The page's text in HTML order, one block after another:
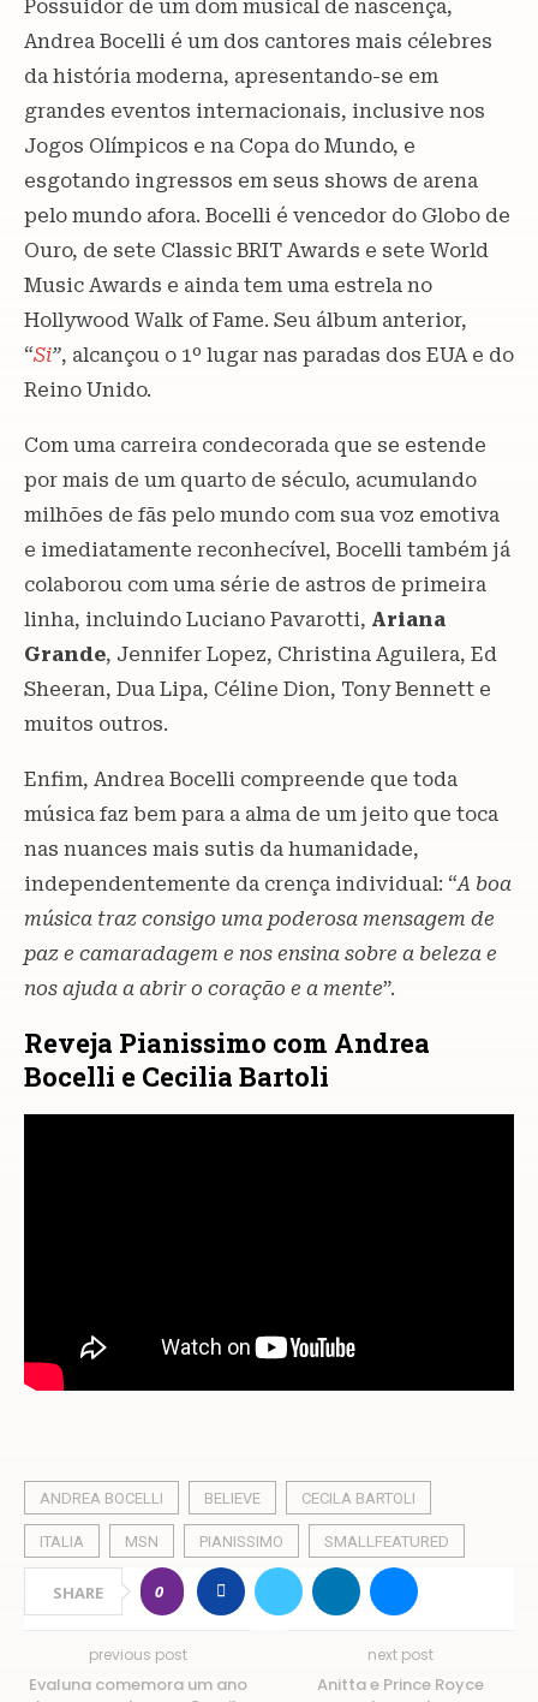
Possuidor de um dom musical de nascença,
Andrea Bocelli é um dos cantores mais célebres
da história moderna, apresentando-se em
grandes eventos internacionais, inclusive nos
Jogos Olímpicos e na Copa do Mundo, e
esgotando ingressos em seus shows de arena
pelo mundo afora. Bocelli é vencedor do Globo de
Ouro, de sete Classic BRIT Awards e sete World
Music Awards e ainda tem uma estrela no
Hollywood Walk of Fame. Seu álbum anterior,
“Si”, alcançou o 1º lugar nas paradas dos EUA e do
Reino Unido.
Com uma carreira condecorada que se estende
por mais de um quarto de século, acumulando
milhões de fãs pelo mundo com sua voz emotiva
e imediatamente reconhecível, Bocelli também já
colaborou com uma série de astros de primeira
linha, incluindo Luciano Pavarotti, Ariana
Grande, Jennifer Lopez, Christina Aguilera, Ed
Sheeran, Dua Lipa, Céline Dion, Tony Bennett e
muitos outros.
Enfim, Andrea Bocelli compreende que toda
música faz bem para a alma de um jeito que toca
nas nuances mais sutis da humanidade,
independentemente da crença individual: “A boa
música traz consigo uma poderosa mensagem de
paz e camaradagem e nos ensina sobre a beleza e
nos ajuda a abrir o coração e a mente”.
Reveja Pianissimo com Andrea
Bocelli e Cecilia Bartoli
ANDREA BOCELLI BELIEVE CECILA BARTOLI
ITALIA MSN PIANISSIMO SMALLFEATURED
SHARE 0
previous post
Evaluna comemora um ano
next post
Anitta e Prince Royce